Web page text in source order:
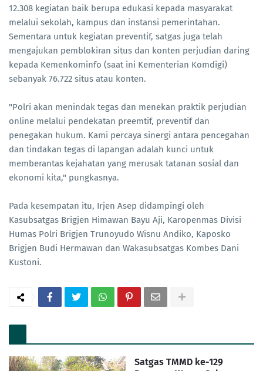
12.308 kegiatan baik berupa edukasi kepada masyarakat
melalui sekolah, kampus dan instansi pemerintahan.
Sementara untuk kegiatan preventif, satgas juga telah
mengajukan pemblokiran situs dan konten perjudian daring
kepada Kemenkominfo (saat ini Kementerian Komdigi)
sebanyak 76.722 situs atau konten.
"Polri akan menindak tegas dan menekan praktik perjudian
online melalui pendekatan preemtif, preventif dan
penegakan hukum. Kami percaya sinergi antara pencegahan
dan tindakan tegas di lapangan adalah kunci untuk
memberantas kejahatan yang merusak tatanan sosial dan
ekonomi kita," pungkasnya.
Pada kesempatan itu, Irjen Asep didampingi oleh
Kasubsatgas Brigjen Himawan Bayu Aji, Karopenmas Divisi
Humas Polri Brigjen Trunoyudo Wisnu Andiko, Kaposko
Brigjen Budi Hermawan dan Wakasubsatgas Kombes Dani
Kustoni.
Satgas TMMD ke-129